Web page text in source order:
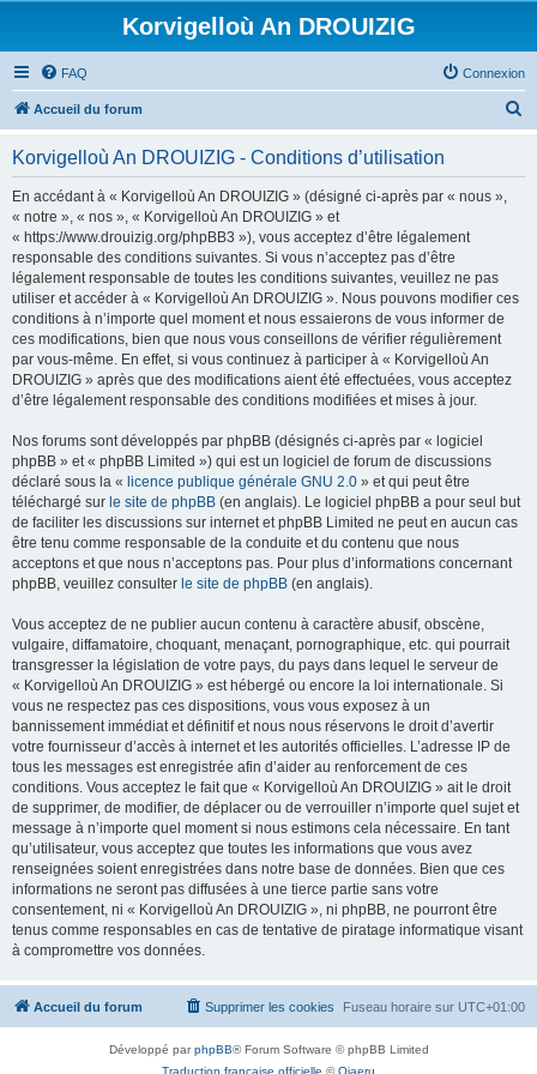
Korvigelloù An DROUIZIG
FAQ Connexion
Accueil du forum
Korvigelloù An DROUIZIG - Conditions d’utilisation
En accédant à « Korvigelloù An DROUIZIG » (désigné ci-après par « nous »,
« notre », « nos », « Korvigelloù An DROUIZIG » et
« https://www.drouizig.org/phpBB3 »), vous acceptez d’être légalement
responsable des conditions suivantes. Si vous n’acceptez pas d’être
légalement responsable de toutes les conditions suivantes, veuillez ne pas
utiliser et accéder à « Korvigelloù An DROUIZIG ». Nous pouvons modifier ces
conditions à n’importe quel moment et nous essaierons de vous informer de
ces modifications, bien que nous vous conseillons de vérifier régulièrement
par vous-même. En effet, si vous continuez à participer à « Korvigelloù An
DROUIZIG » après que des modifications aient été effectuées, vous acceptez
d’être légalement responsable des conditions modifiées et mises à jour.
Nos forums sont développés par phpBB (désignés ci-après par « logiciel
phpBB » et « phpBB Limited ») qui est un logiciel de forum de discussions
déclaré sous la « licence publique générale GNU 2.0 » et qui peut être
téléchargé sur le site de phpBB (en anglais). Le logiciel phpBB a pour seul but
de faciliter les discussions sur internet et phpBB Limited ne peut en aucun cas
être tenu comme responsable de la conduite et du contenu que nous
acceptons et que nous n’acceptons pas. Pour plus d’informations concernant
phpBB, veuillez consulter le site de phpBB (en anglais).
Vous acceptez de ne publier aucun contenu à caractère abusif, obscène,
vulgaire, diffamatoire, choquant, menaçant, pornographique, etc. qui pourrait
transgresser la législation de votre pays, du pays dans lequel le serveur de
« Korvigelloù An DROUIZIG » est hébergé ou encore la loi internationale. Si
vous ne respectez pas ces dispositions, vous vous exposez à un
bannissement immédiat et définitif et nous nous réservons le droit d’avertir
votre fournisseur d’accès à internet et les autorités officielles. L’adresse IP de
tous les messages est enregistrée afin d’aider au renforcement de ces
conditions. Vous acceptez le fait que « Korvigelloù An DROUIZIG » ait le droit
de supprimer, de modifier, de déplacer ou de verrouiller n’importe quel sujet et
message à n’importe quel moment si nous estimons cela nécessaire. En tant
qu’utilisateur, vous acceptez que toutes les informations que vous avez
renseignées soient enregistrées dans notre base de données. Bien que ces
informations ne seront pas diffusées à une tierce partie sans votre
consentement, ni « Korvigelloù An DROUIZIG », ni phpBB, ne pourront être
tenus comme responsables en cas de tentative de piratage informatique visant
à compromettre vos données.
Accueil du forum Fuseau horaire sur UTC+01:00
Supprimer les cookies
Développé parphpBB® Forum Software © phpBB Limited
Traduction française officielle ©Qiaeru